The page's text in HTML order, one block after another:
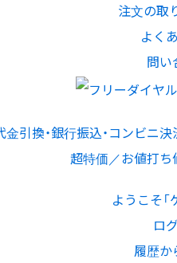
注文の取
よく
問い
超特価／お値打
ようこそ「
ロ
履歴か